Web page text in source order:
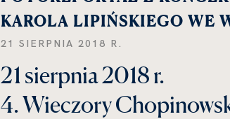
KAROLA LIPIŃSKIEGO WE
21 SIERPNIA 2018 R.
21 sierpnia 2018 r.
4. Wieczory